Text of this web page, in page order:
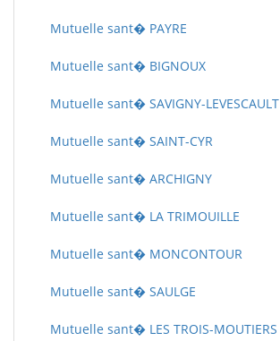
Mutuelle sant� PAYRE
Mutuelle sant� BIGNOUX
Mutuelle sant� SAVIGNY-LEVESCAULT
Mutuelle sant� SAINT-CYR
Mutuelle sant� ARCHIGNY
Mutuelle sant� LA TRIMOUILLE
Mutuelle sant� MONCONTOUR
Mutuelle sant� SAULGE
Mutuelle sant� LES TROIS-MOUTIERS